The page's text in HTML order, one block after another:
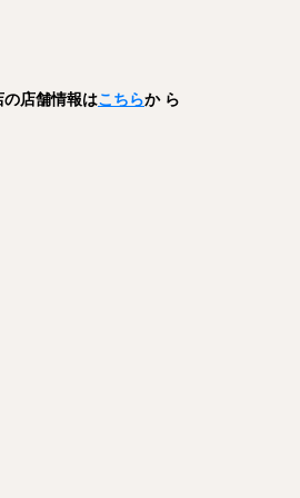
の店舗情報はこちらか ら